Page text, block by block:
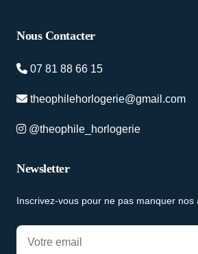
Nous Contacter
07 81 88 66 15
theophilehorlogerie@gmail.com
@theophile_horlogerie
Newsletter
Inscrivez-vous pour ne pas manquer nos